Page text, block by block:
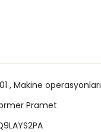
, Makine operasyonları
Pramet